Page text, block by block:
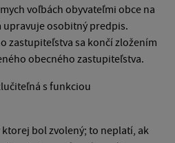
voľbách obyvateľmi obce na
upravuje osobitný predpis.
zastupiteľstva sa končí zložením
obecného zastupiteľstva.
s funkciou
ktorej bol zvolený; to neplatí, ak